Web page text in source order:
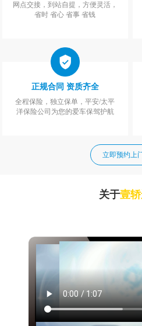
网点交接，到站自提，方便灵活，
省时 省心 省事 省钱
正规合同 资质齐全
全程保险，独立保单，平安/太平
洋保险公司为您的爱车保驾护航
立即预约上
关于壹